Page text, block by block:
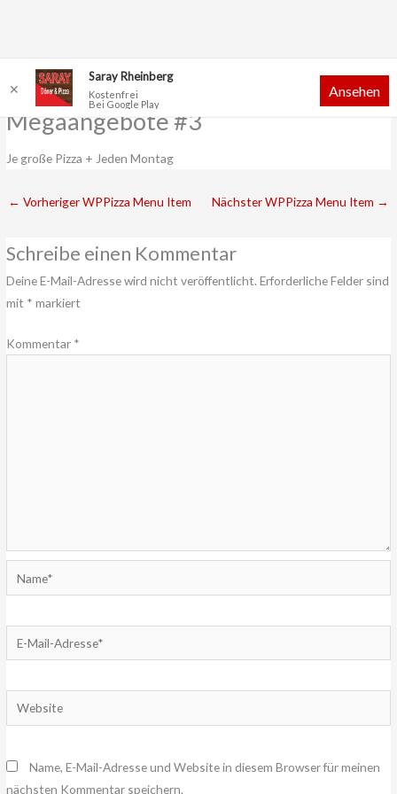
Inhalt
Megaangebote #3
Je große Pizza + Jeden Montag
← Vorheriger WPPizza Menu Item Nächster WPPizza Menu Item →
Schreibe einen Kommentar
Deine E-Mail-Adresse wird nicht veröffentlicht. Erforderliche Felder sind
mit * markiert
Kommentar *
Mail-
Website
Name, E-Mail-Adresse und Website in diesem Browser für meinen
nächsten Kommentar speichern.
✕
Saray Rheinberg
Kostenfrei
Bei Google Play
Ansehen